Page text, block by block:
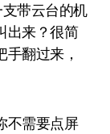
带云台的机
出来？很简
翻过来，
不需要点屏